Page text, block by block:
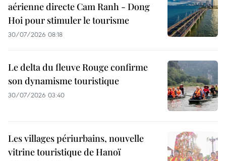
aérienne directe Cam Ranh - Dong
Hoi pour stimuler le tourisme
30/07/2026 08:18
Le delta du fleuve Rouge confirme
son dynamisme touristique
30/07/2026 03:40
Les villages périurbains, nouvelle
vitrine touristique de Hanoï